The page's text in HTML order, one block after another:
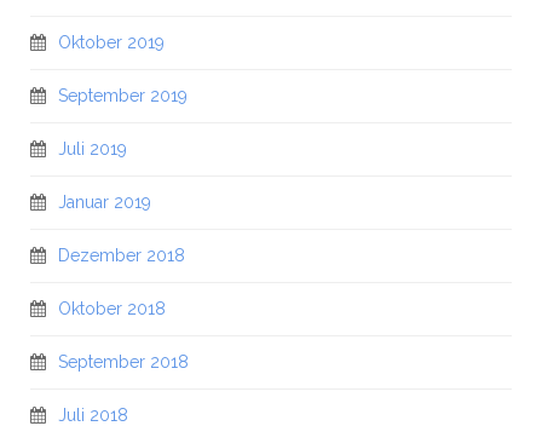
Oktober 2019
September 2019
Juli 2019
Januar 2019
Dezember 2018
Oktober 2018
September 2018
Juli 2018